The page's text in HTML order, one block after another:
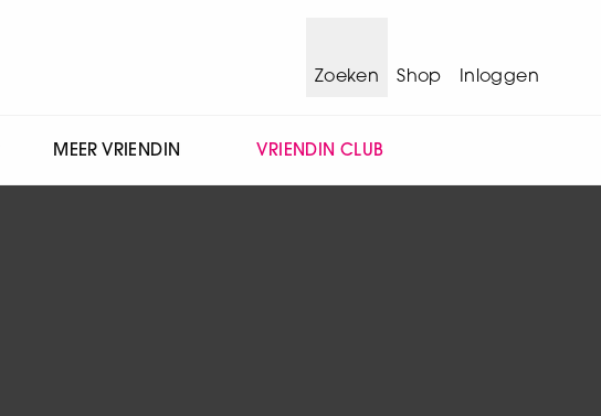
Zoeken
Shop Inloggen
MEER VRIENDIN VRIENDIN CLUB